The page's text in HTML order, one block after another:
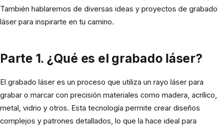
También hablaremos de diversas ideas y proyectos de grabado
láser para inspirarte en tu camino.
Parte 1. ¿Qué es el grabado láser?
El grabado láser es un proceso que utiliza un rayo láser para
grabar o marcar con precisión materiales como madera, acrílico,
metal, vidrio y otros. Esta tecnología permite crear diseños
complejos y patrones detallados, lo que la hace ideal para